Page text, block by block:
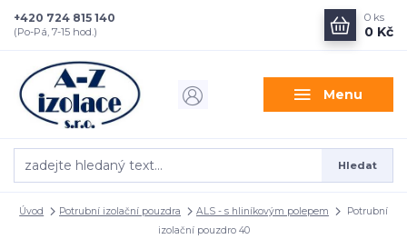
Menu
Hledat
+420 724 815 140
(Po-Pá, 7-15 hod.)
0 ks
0 Kč
Úvod Potrubní izolační pouzdra ALS - s hliníkovým polepem
Potrubní
izolační pouzdro 40